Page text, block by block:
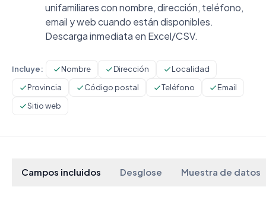
unifamiliares con nombre, dirección, teléfono,
email y web cuando están disponibles.
Descarga inmediata en Excel/CSV.
Incluye: Nombre Dirección
Localidad
Provincia
Código postal Teléfono
Email
Sitio web
Campos incluidos Desglose Muestra de datos